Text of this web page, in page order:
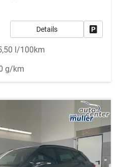
Details
l/100km
g/km